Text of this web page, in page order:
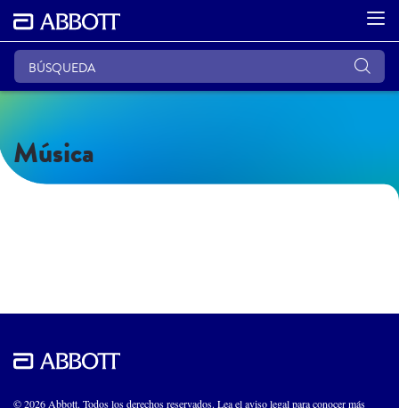
Música
© 2026 Abbott. Todos los derechos reservados. Lea el aviso legal para conocer más